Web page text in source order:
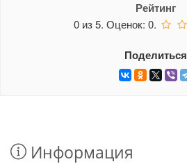
Рейтинг
0 из5. Оценок:0.
Поделиться
Информация